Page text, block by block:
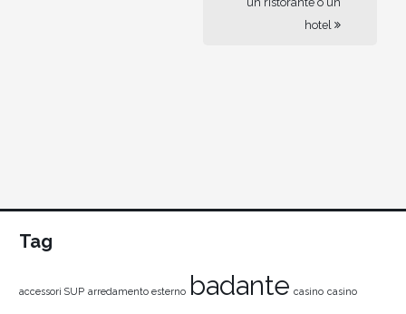
hotel
Tag
accessori SUP arredamento esterno badante casino casino